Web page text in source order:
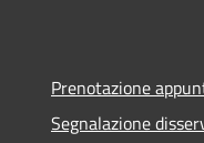
Prenotazione
Segnalazione